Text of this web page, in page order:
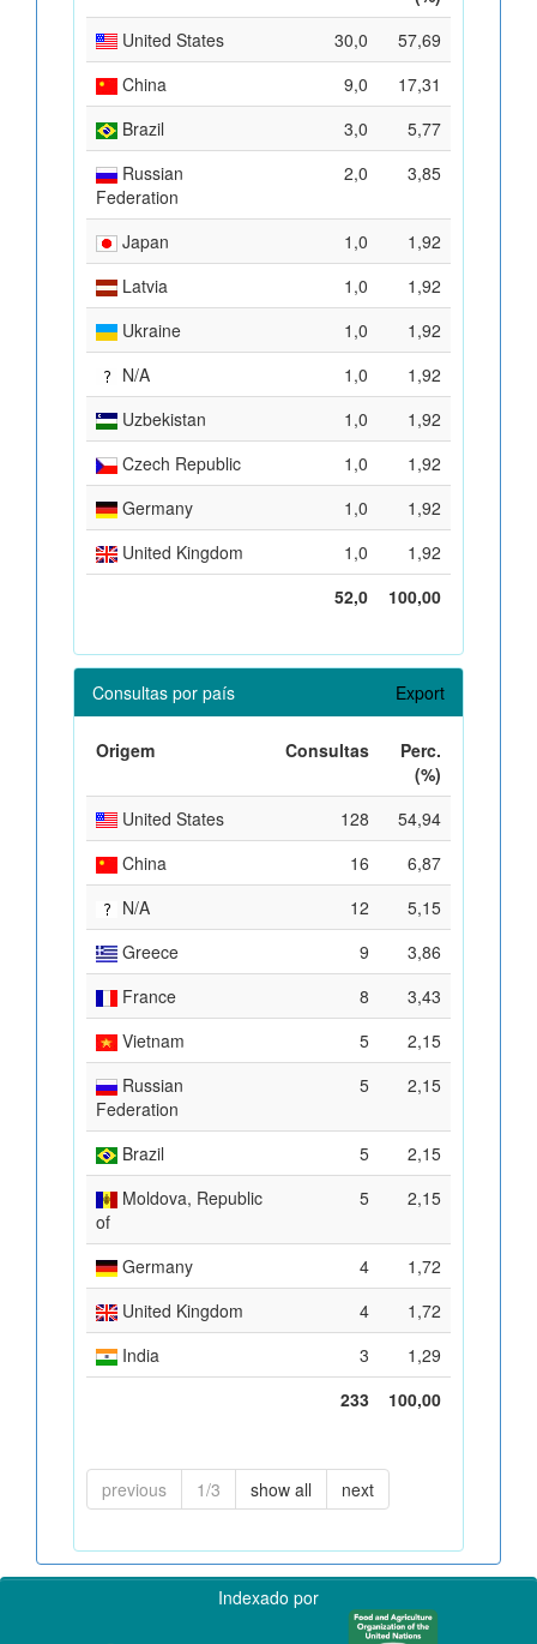
United States
30,0
57,69
China
9,0
17,31
Brazil
3,0
5,77
Russian
Federation
2,0 3,85
Japan 1,0
1,92
Latvia
1,0
1,92
Ukraine
1,0
1,92
N/A
1,0
1,92
Uzbekistan
1,0
1,92
Czech Republic
1,0
1,92
Germany
1,0
1,92
United Kingdom
1,0
1,92
52,0
100,00
Consultas por país Export
Origem Consultas
Perc.
(%)
United States
128
54,94
China
16
6,87
N/A
12
5,15
Greece
9
3,86
France
8
3,43
Vietnam
5
2,15
Russian
Federation
5 2,15
Brazil 5
2,15
Moldova, Republic
of
5 2,15
Germany 4
1,72
United Kingdom
4
1,72
India
3
1,29
233
100,00
previous 1/3 show all next
Indexado por